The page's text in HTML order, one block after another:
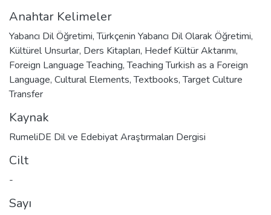
Anahtar Kelimeler
Yabancı Dil Öğretimi,Türkçenin Yabancı Dil Olarak Öğretimi,
Kültürel Unsurlar, Ders Kitapları, Hedef Kültür Aktarımı,
Foreign Language Teaching,Teaching Turkish as a Foreign
Language, Cultural Elements,Textbooks,Target Culture
Transfer
Kaynak
RumeliDE Dil ve Edebiyat Araştırmaları Dergisi
Cilt
-
Sayı